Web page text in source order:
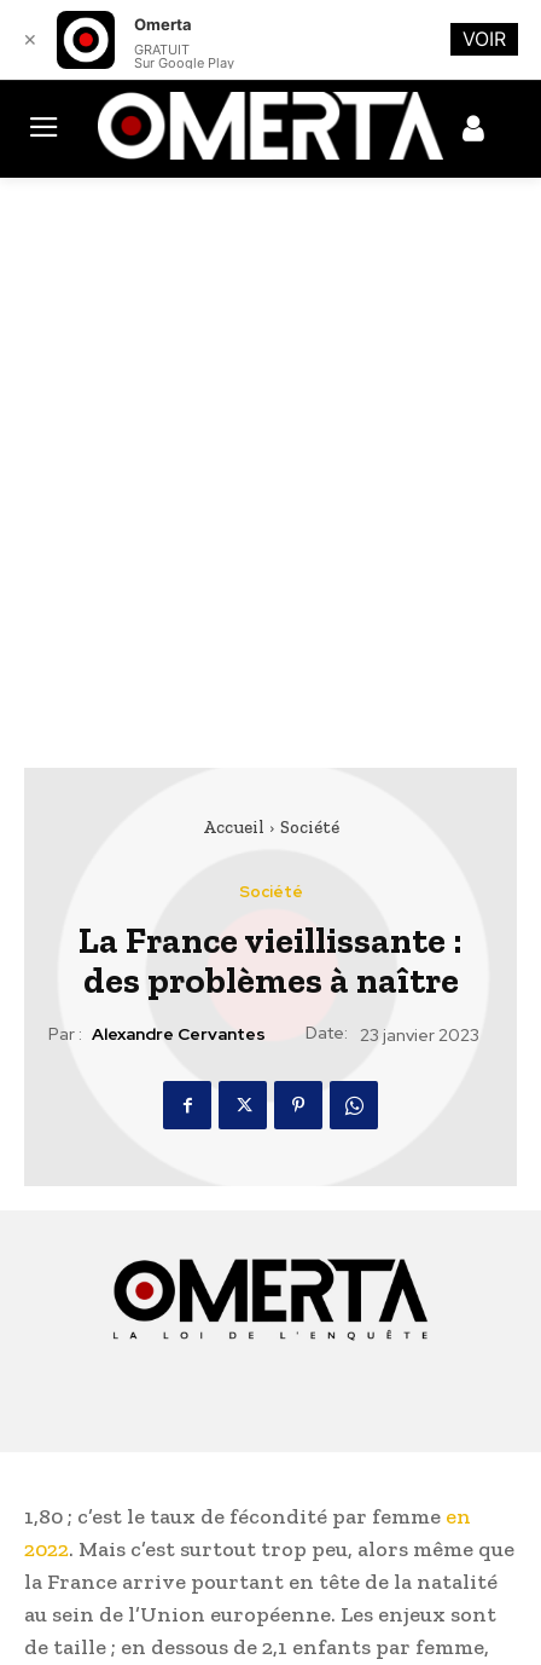
Accueil Société
Société
La France vieillissante :
des problèmes à naître
Par : Alexandre Cervantes Date: 23 janvier 2023
1,80 ; c’est le taux de fécondité par femme en
2022. Mais c’est surtout trop peu, alors même que
la France arrive pourtant en tête de la natalité
au sein de l’Union européenne. Les enjeux sont
de taille ; en dessous de 2,1 enfants par femme,
✕
Omerta
GRATUIT
Sur Google Play
VOIR